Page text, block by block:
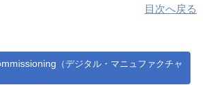
目次へ戻る
（デジタル・マニュファクチャ